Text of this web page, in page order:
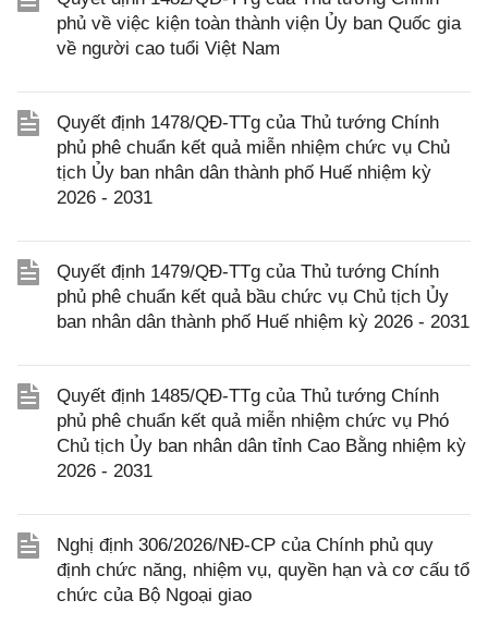
phủ về việc kiện toàn thành viện Ủy ban Quốc gia
về người cao tuổi Việt Nam
Quyết định 1478/QĐ-TTg của Thủ tướng Chính
phủ phê chuẩn kết quả miễn nhiệm chức vụ Chủ
tịch Ủy ban nhân dân thành phố Huế nhiệm kỳ
2026 - 2031
Quyết định 1479/QĐ-TTg của Thủ tướng Chính
phủ phê chuẩn kết quả bầu chức vụ Chủ tịch Ủy
ban nhân dân thành phố Huế nhiệm kỳ 2026 - 2031
Quyết định 1485/QĐ-TTg của Thủ tướng Chính
phủ phê chuẩn kết quả miễn nhiệm chức vụ Phó
Chủ tịch Ủy ban nhân dân tỉnh Cao Bằng nhiệm kỳ
2026 - 2031
Nghị định 306/2026/NĐ-CP của Chính phủ quy
định chức năng, nhiệm vụ, quyền hạn và cơ cấu tổ
chức của Bộ Ngoại giao